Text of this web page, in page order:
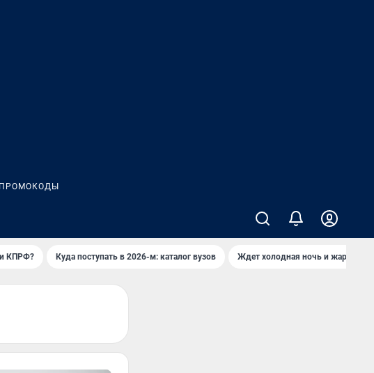
ПРОМОКОДЫ
и КПРФ? Куда поступать в 2026-м: каталог вузов Ждет холодная ночь и жаркий